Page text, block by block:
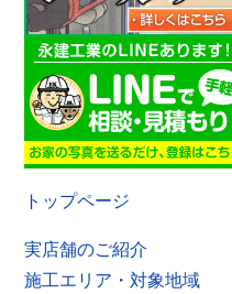
トップページ
実店舗のご紹介
施工エリア・対象地域